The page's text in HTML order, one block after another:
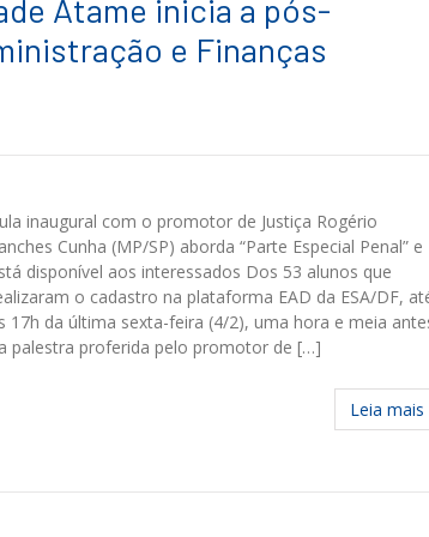
Atame inicia a pós-
e Finanças
inaugural com o promotor de Justiça Rogério
Cunha (MP/SP) aborda “Parte Especial Penal” e
disponível aos interessados Dos 53 alunos que
o cadastro na plataforma EAD da ESA/DF,
17h da última sexta-feira (4/2), uma hora e meia
palestra proferida pelo promotor de […]
Leia mais